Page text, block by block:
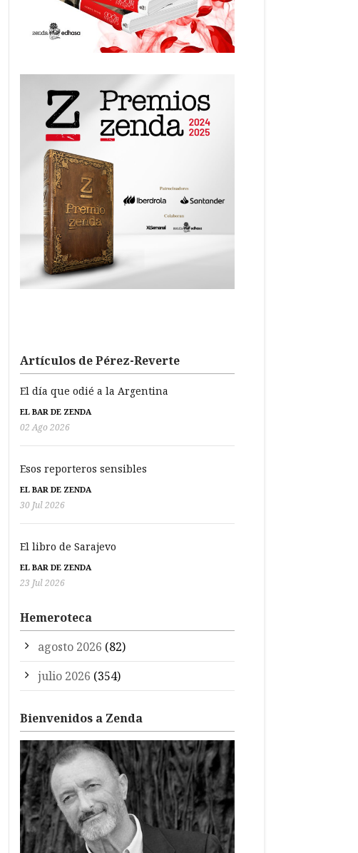
Artículos de Pérez-Reverte
El día que odié a la Argentina
EL BAR DE ZENDA
02 Ago 2026
Esos reporteros sensibles
EL BAR DE ZENDA
30 Jul 2026
El libro de Sarajevo
EL BAR DE ZENDA
23 Jul 2026
Hemeroteca
agosto 2026 (82)
julio 2026 (354)
Bienvenidos a Zenda